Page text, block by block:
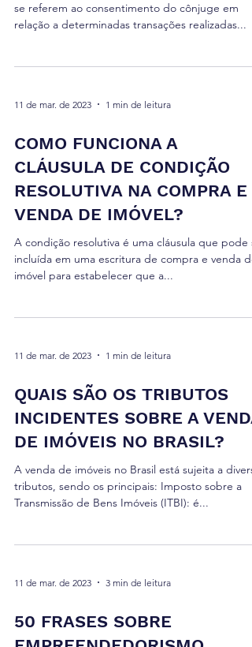
se referem ao consentimento do cônjuge em
relação a determinadas transações realizadas...
11 de mar. de 2023 1 min de leitura
COMO FUNCIONA A
CLÁUSULA DE CONDIÇÃO
RESOLUTIVA NA COMPRA E
VENDA DE IMÓVEL?
A condição resolutiva é uma cláusula que pode
incluída em uma escritura de compra e venda de
imóvel para estabelecer que a...
11 de mar. de 2023 1 min de leitura
QUAIS SÃO OS TRIBUTOS
INCIDENTES SOBRE A VENDA
DE IMÓVEIS NO BRASIL?
A venda de imóveis no Brasil está sujeita a
tributos, sendo os principais: Imposto sobre a
Transmissão de Bens Imóveis (ITBI): é...
11 de mar. de 2023 3 min de leitura
50 FRASES SOBRE